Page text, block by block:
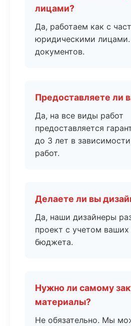
лицами?
Да, работаем как с
юридическими
документов.
Предоставляете ли
Да, на все виды работ
предоставляется
до 3 лет в
работ.
Делаете ли вы
Да, наши дизайнеры
проект с учетом
бюджета.
Нужно ли самому
материалы?
Не обязательно. Мы